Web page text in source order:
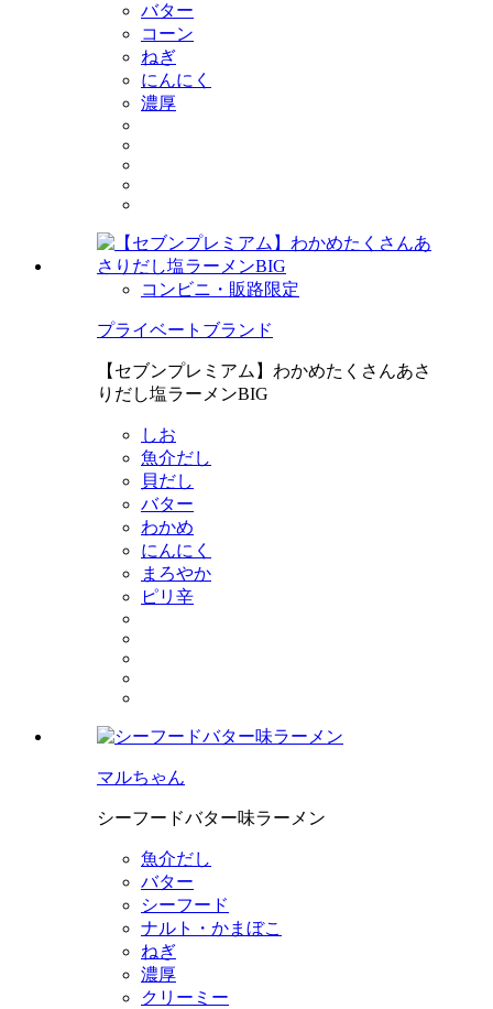
バター
コーン
ねぎ
にんにく
濃厚
コンビニ・販路限定
プライベートブランド
【セブンプレミアム】わかめたくさんあさ
りだし塩ラーメンBIG
しお
魚介だし
貝だし
バター
わかめ
にんにく
まろやか
ピリ辛
マルちゃん
シーフードバター味ラーメン
魚介だし
バター
シーフード
ナルト・かまぼこ
ねぎ
濃厚
クリーミー